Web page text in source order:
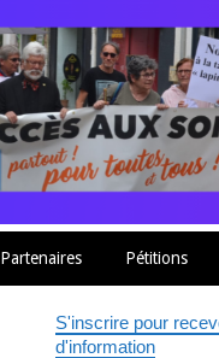
Partenaires Pétitions
S'inscrire pour
d'information